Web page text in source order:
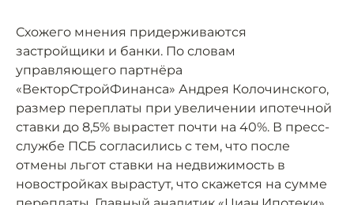
Схожего мнения придерживаются
застройщики и банки. По словам
управляющего партнёра
«ВекторСтройФинанса» Андрея Колочинского,
размер переплаты при увеличении ипотечной
ставки до 8,5% вырастет почти на 40%. В пресс-
службе ПСБ согласились с тем, что после
отмены льгот ставки на недвижимость в
новостройках вырастут, что скажется на сумме